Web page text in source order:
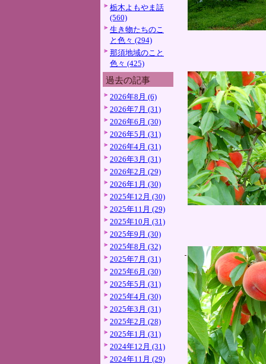
栃木よもやま話
(560)
生き物たちのこ
と色々 (294)
那須地域のこと
色々 (425)
過去の記事
2026年8月 (6)
2026年7月 (31)
2026年6月 (30)
2026年5月 (31)
2026年4月 (31)
2026年3月 (31)
2026年2月 (29)
2026年1月 (30)
2025年12月 (30)
2025年11月 (29)
2025年10月 (31)
2025年9月 (30)
2025年8月 (32)
2025年7月 (31)
2025年6月 (30)
2025年5月 (31)
2025年4月 (30)
2025年3月 (31)
2025年2月 (28)
2025年1月 (31)
2024年12月 (31)
2024年11月 (29)